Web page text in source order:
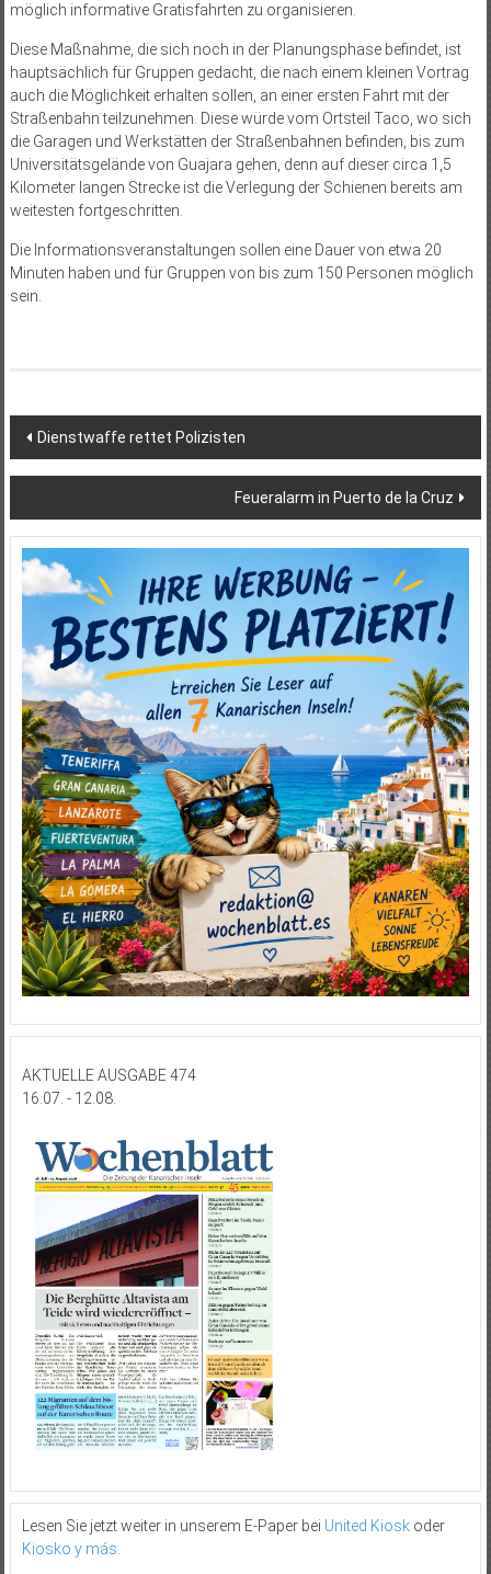
möglich informative Gratisfahrten zu organisieren.
Diese Maßnahme, die sich noch in der Planungsphase befindet, ist
hauptsächlich für Gruppen gedacht, die nach einem kleinen Vortrag
auch die Möglichkeit erhalten sollen, an einer ersten Fahrt mit der
Straßenbahn teilzunehmen. Diese würde vom Ortsteil Taco, wo sich
die Garagen und Werkstätten der Straßenbahnen befinden, bis zum
Universitätsgelände von Guajara gehen, denn auf dieser circa 1,5
Kilometer langen Strecke ist die Verlegung der Schienen bereits am
weitesten fortgeschritten.
Die Informationsveranstaltungen sollen eine Dauer von etwa 20
Minuten haben und für Gruppen von bis zum 150 Personen möglich
sein.
Beitragsnavigation
Dienstwaffe rettet Polizisten
Feueralarm in Puerto de la Cruz
AKTUELLE AUSGABE 474
16.07. - 12.08.
Lesen Sie jetzt weiter in unserem E-Paper bei United Kioskoder
Kiosko y más.